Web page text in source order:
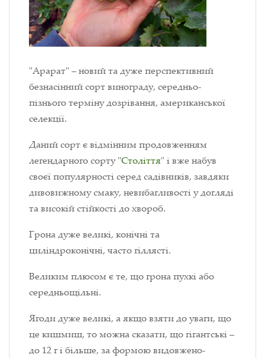
"Арарат" – новий та дуже перспективний
безнасінний сорт винограду, середньо-
пізнього терміну дозрівання, американської
селекції.
Даний сорт є відмінним продовженням
легендарного сорту "Століття" і вже набув
своєї популярності серед садівників, завдяки
дивовижному смаку, невибагливості у догляді
та високій стійкості до хвороб.
Грона дуже великі, конічні та
циліндроконічні, часто гіллясті.
Великим плюсом є те, що грона пухкі або
середньощільні.
Ягоди дуже великі, а якщо взяти до уваги, що
це кишмиш, то можна сказати, що гігантські –
до 12 г і більше, за формою видовжено-